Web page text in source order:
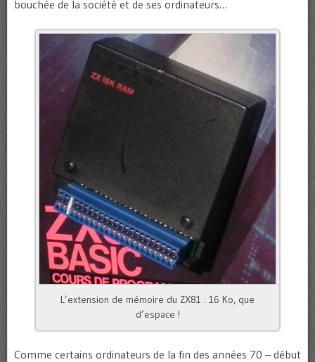
bouchée de la société et de ses ordinateurs…
L’extension de mémoire du ZX81 : 16 Ko, que
d’espace !
Comme certains ordinateurs de la fin des années 70 – début